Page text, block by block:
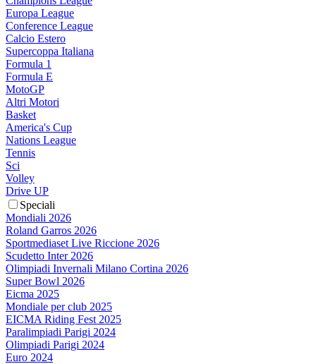
Europa League
Conference League
Calcio Estero
Supercoppa Italiana
Formula 1
Formula E
MotoGP
Altri Motori
Basket
America's Cup
Nations League
Tennis
Sci
Volley
Drive UP
Speciali
Mondiali 2026
Roland Garros 2026
Sportmediaset Live Riccione 2026
Scudetto Inter 2026
Olimpiadi Invernali Milano Cortina 2026
Super Bowl 2026
Eicma 2025
Mondiale per club 2025
EICMA Riding Fest 2025
Paralimpiadi Parigi 2024
Olimpiadi Parigi 2024
Euro 2024